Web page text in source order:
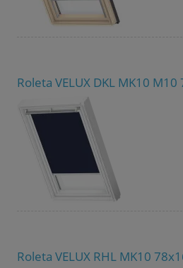
Roleta VELUX DKL MK10 M10
Roleta VELUX RHL MK10